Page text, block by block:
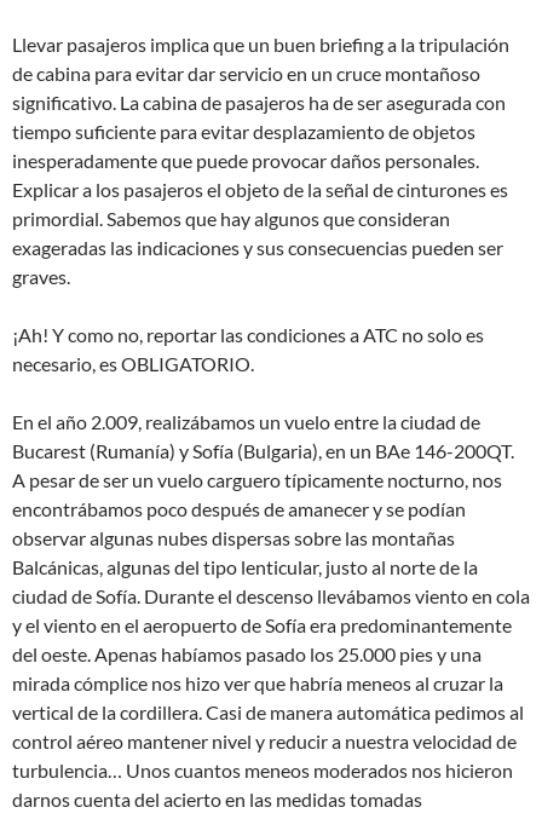
Llevar pasajeros implica que un buen briefing a la tripulación
de cabina para evitar dar servicio en un cruce montañoso
significativo. La cabina de pasajeros ha de ser asegurada con
tiempo suficiente para evitar desplazamiento de objetos
inesperadamente que puede provocar daños personales.
Explicar a los pasajeros el objeto de la señal de cinturones es
primordial. Sabemos que hay algunos que consideran
exageradas las indicaciones y sus consecuencias pueden ser
graves.
¡Ah! Y como no, reportar las condiciones a ATC no solo es
necesario, es OBLIGATORIO.
En el año 2.009, realizábamos un vuelo entre la ciudad de
Bucarest (Rumanía) y Sofía (Bulgaria), en un BAe 146-200QT.
A pesar de ser un vuelo carguero típicamente nocturno, nos
encontrábamos poco después de amanecer y se podían
observar algunas nubes dispersas sobre las montañas
Balcánicas, algunas del tipo lenticular, justo al norte de la
ciudad de Sofía. Durante el descenso llevábamos viento en cola
y el viento en el aeropuerto de Sofía era predominantemente
del oeste. Apenas habíamos pasado los 25.000 pies y una
mirada cómplice nos hizo ver que habría meneos al cruzar la
vertical de la cordillera. Casi de manera automática pedimos al
control aéreo mantener nivel y reducir a nuestra velocidad de
turbulencia… Unos cuantos meneos moderados nos hicieron
darnos cuenta del acierto en las medidas tomadas